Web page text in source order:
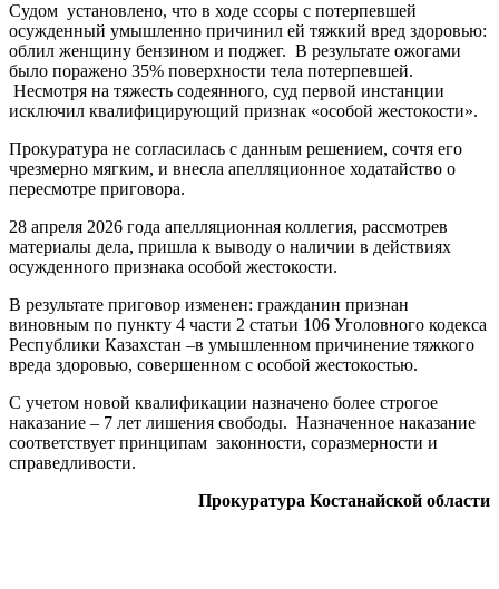
Судом установлено, что в ходе ссоры с потерпевшей
осужденный умышленно причинил ей тяжкий вред здоровью:
облил женщину бензином и поджег. В результате ожогами
было поражено 35% поверхности тела потерпевшей.
Несмотря на тяжесть содеянного, суд первой инстанции
исключил квалифицирующий признак «особой жестокости».
Прокуратура не согласилась с данным решением, сочтя его
чрезмерно мягким, и внесла апелляционное ходатайство о
пересмотре приговора.
28 апреля 2026 года апелляционная коллегия, рассмотрев
материалы дела, пришла к выводу о наличии в действиях
осужденного признака особой жестокости.
В результате приговор изменен: гражданин признан
виновным по пункту 4 части 2 статьи 106 Уголовного кодекса
Республики Казахстан –в умышленном причинение тяжкого
вреда здоровью, совершенном с особой жестокостью.
С учетом новой квалификации назначено более строгое
наказание – 7 лет лишения свободы. Назначенное наказание
соответствует принципам законности, соразмерности и
справедливости.
Прокуратура Костанайской области